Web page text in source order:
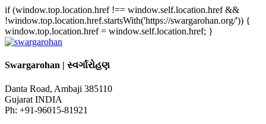
if (window.top.location.href !== window.self.location.href &&
!window.top.location.href.startsWith('https://swargarohan.org/')) {
window.top.location.href = window.self.location.href; }
Swargarohan | સ્વર્ગારોહણ
Danta Road, Ambaji 385110
Gujarat INDIA
Ph: +91-96015-81921